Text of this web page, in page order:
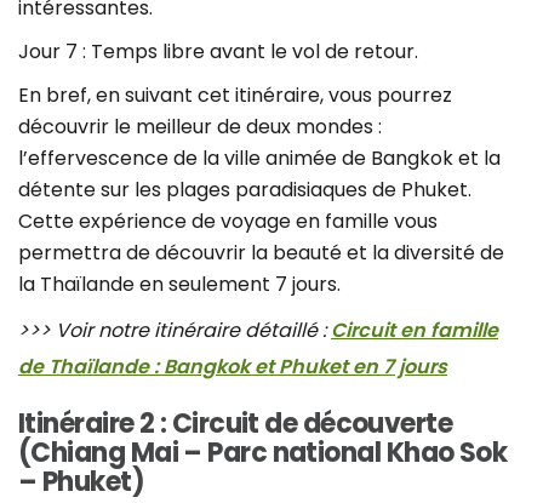
intéressantes.
Jour 7 : Temps libre avant le vol de retour.
En bref, en suivant cet itinéraire, vous pourrez
découvrir le meilleur de deux mondes :
l’effervescence de la ville animée de Bangkok et la
détente sur les plages paradisiaques de Phuket.
Cette expérience de voyage en famille vous
permettra de découvrir la beauté et la diversité de
la Thaïlande en seulement 7 jours.
>>> Voir notre itinéraire détaillé :Circuit en famille
de Thaïlande : Bangkok et Phuket en 7 jours
Itinéraire 2 : Circuit de découverte
(Chiang Mai – Parc national Khao Sok
– Phuket)